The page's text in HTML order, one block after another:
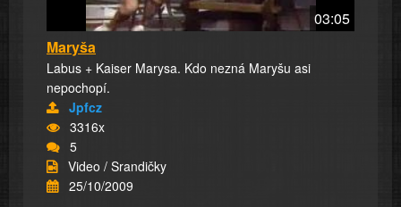
03:05
Maryša
Labus + Kaiser Marysa. Kdo nezná Maryšu asi
nepochopí.
Jpfcz
3316x
5
Video / Srandičky
25/10/2009